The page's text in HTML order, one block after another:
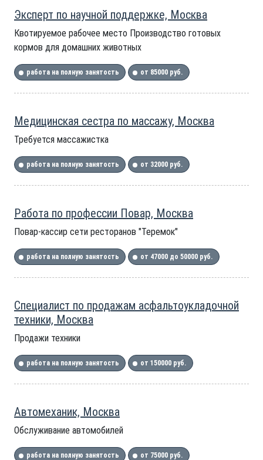
Эксперт по научной поддержке, Москва
Квотируемое рабочее место Производство готовых
кормов для домашних животных
работа на полную занятость от 85000 руб.
Медицинская сестра по массажу, Москва
Требуется массажистка
работа на полную занятость от 32000 руб.
Работа по профессии Повар, Москва
Повар-кассир сети ресторанов "Теремок"
работа на полную занятость от 47000 до 50000 руб.
Специалист по продажам асфальтоукладочной
техники, Москва
Продажи техники
работа на полную занятость от 150000 руб.
Автомеханик, Москва
Обслуживание автомобилей
работа на полную занятость от 75000 руб.